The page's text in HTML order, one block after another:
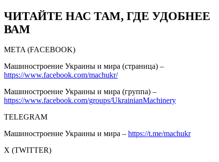
ЧИТАЙТЕ НАС ТАМ, ГДЕ УДОБНЕЕ
ВАМ
META (FACEBOOK)
Машиностроение Украины и мира (страница) –
https://www.facebook.com/machukr/
Машиностроение Украины и мира (группа) –
https://www.facebook.com/groups/UkrainianMachinery
TELEGRAM
Машиностроение Украины и мира – https://t.me/machukr
Х (TWITTER)